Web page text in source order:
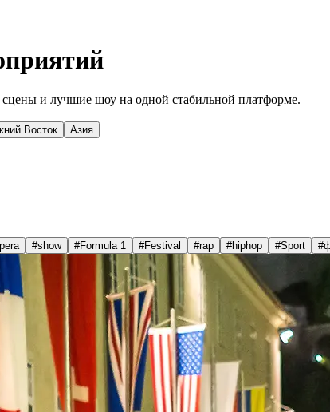
и лучшие шоу на одной стабильной платформе.
Восток Азия
#show #Formula 1 #Festival #rap #hiphop #Sport #